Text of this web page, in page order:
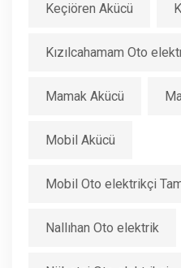
Keçiören Akücü
Kızılcahamam Oto
Mamak Akücü
Mobil Akücü
Mobil Oto elektrikçi
Nallıhan Oto elektrik